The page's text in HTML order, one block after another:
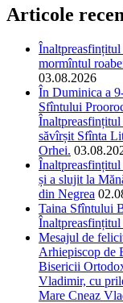
Articole
mormîntul
03.08.2026
În Duminica a
Sfîntului
săvîrșit Sfînta
Orhei.
și a slujit la
din Negrea
Taina Sfîntului
Mesajul de
Arhiepiscop de
Bisericii
Vladimir, cu
Mare Cneaz